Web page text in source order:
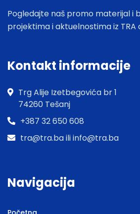
Pogledajte naš promo materijal i
projektima i aktuelnostima iz TRA
Kontakt informacije
Trg Alije Izetbegovića br 1
74260 Tešanj
+387 32 650 608
tra@tra.ba ili info@tra.ba
Navigacija